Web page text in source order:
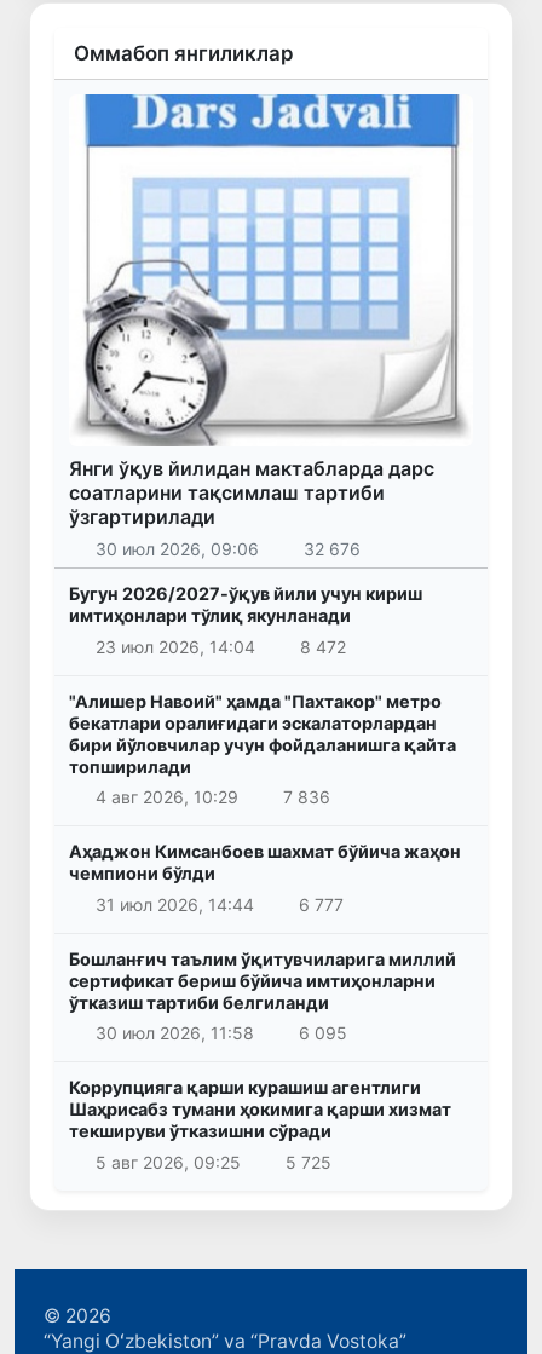
Оммабоп янгиликлар
Янги ўқув йилидан мактабларда дарс
соатларини тақсимлаш тартиби
ўзгартирилади
30 июл 2026, 09:06 32 676
Бугун 2026/2027-ўқув йили учун кириш
имтиҳонлари тўлиқ якунланади
23 июл 2026, 14:04
8 472
"Алишер Навоий" ҳамда "Пахтакор" метро
бекатлари оралиғидаги эскалаторлардан
бири йўловчилар учун фойдаланишга қайта
топширилади
4 авг 2026, 10:29
7 836
Аҳаджон Кимсанбоев шахмат бўйича жаҳон
чемпиони бўлди
31 июл 2026, 14:44
6 777
Бошланғич таълим ўқитувчиларига миллий
сертификат бериш бўйича имтиҳонларни
ўтказиш тартиби белгиланди
30 июл 2026, 11:58
6 095
Коррупцияга қарши курашиш агентлиги
Шаҳрисабз тумани ҳокимига қарши хизмат
текшируви ўтказишни сўради
5 авг 2026, 09:25
5 725
© 2026
“Yangi Oʻzbekiston” va “Pravda Vostoka”